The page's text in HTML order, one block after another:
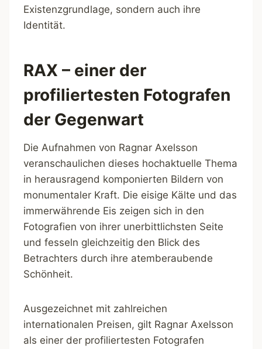
Existenzgrundlage, sondern auch ihre
Identität.
RAX – einer der
profiliertesten Fotografen
der Gegenwart
Die Aufnahmen von Ragnar Axelsson
veranschaulichen dieses hochaktuelle Thema
in herausragend komponierten Bildern von
monumentaler Kraft. Die eisige Kälte und das
immerwährende Eis zeigen sich in den
Fotografien von ihrer unerbittlichsten Seite
und fesseln gleichzeitig den Blick des
Betrachters durch ihre atemberaubende
Schönheit.
Ausgezeichnet mit zahlreichen
internationalen Preisen, gilt Ragnar Axelsson
als einer der profiliertesten Fotografen